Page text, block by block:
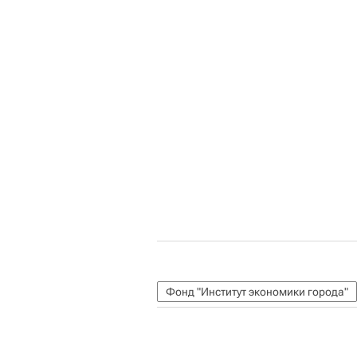
Фонд "Институт экономики города"